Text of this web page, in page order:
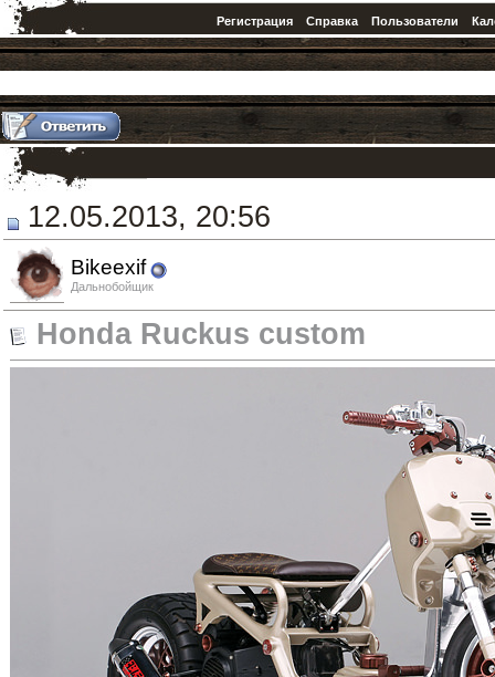
Регистрация Справка Пользователи
12.05.2013, 20:56
Bikeexif
Дальнобойщик
Honda Ruckus custom